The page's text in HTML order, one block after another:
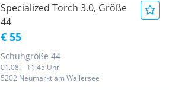
Specialized Torch 3.0, Größe
44
€ 55
Schuhgröße 44
01.08. - 11:45 Uhr
5202 Neumarkt am Wallersee